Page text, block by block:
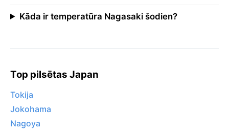
Kāda ir temperatūra Nagasaki šodien?
Top pilsētas Japan
Tokija
Jokohama
Nagoya